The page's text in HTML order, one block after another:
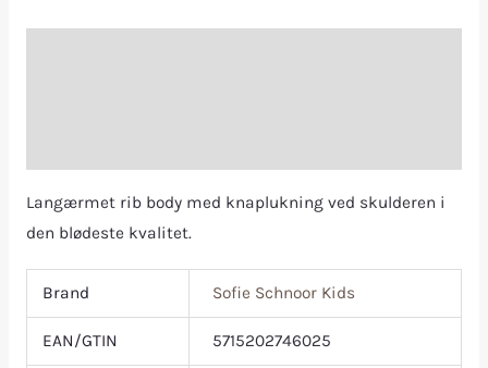
Langærmet rib body med knaplukning ved skulderen i
den blødeste kvalitet.
Brand Sofie Schnoor Kids
EAN/GTIN 5715202746025